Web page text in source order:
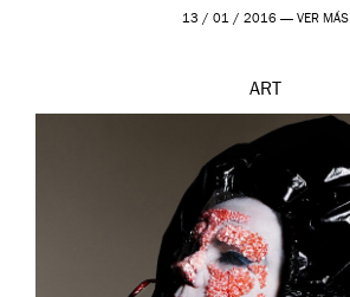
contarnos una […]
13 / 01 / 2016 — VER MÁS
ART